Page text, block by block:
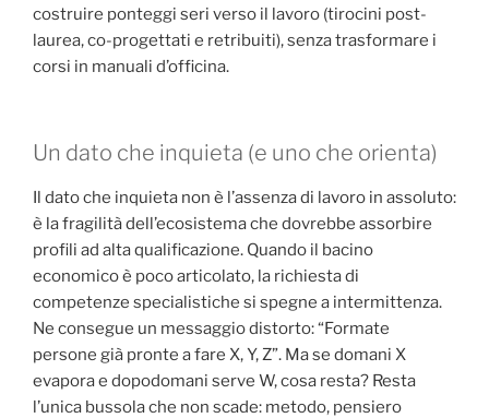
costruire ponteggi seri verso il lavoro (tirocini post-
laurea, co-progettati e retribuiti), senza trasformare i
corsi in manuali d’officina.
Un dato che inquieta (e uno che orienta)
Il dato che inquieta non è l’assenza di lavoro in assoluto:
è la fragilità dell’ecosistema che dovrebbe assorbire
profili ad alta qualificazione. Quando il bacino
economico è poco articolato, la richiesta di
competenze specialistiche si spegne a intermittenza.
Ne consegue un messaggio distorto: “Formate
persone già pronte a fare X, Y, Z”. Ma se domani X
evapora e dopodomani serve W, cosa resta? Resta
l’unica bussola che non scade: metodo, pensiero